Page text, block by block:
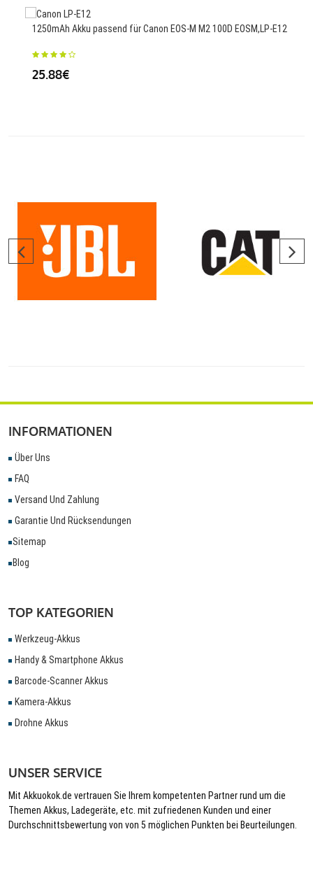
1250mAh Akku passend für Canon EOS-M M2 100D EOSM,LP-E12
25.88€
INFORMATIONEN
Über Uns
FAQ
Versand Und Zahlung
Garantie Und Rücksendungen
Sitemap
Blog
TOP KATEGORIEN
Werkzeug-Akkus
Handy & Smartphone Akkus
Barcode-Scanner Akkus
Kamera-Akkus
Drohne Akkus
UNSER SERVICE
Mit Akkuokok.de vertrauen Sie Ihrem kompetenten Partner rund um die
Themen Akkus, Ladegeräte, etc. mit zufriedenen Kunden und einer
Durchschnittsbewertung von von 5 möglichen Punkten bei Beurteilungen.